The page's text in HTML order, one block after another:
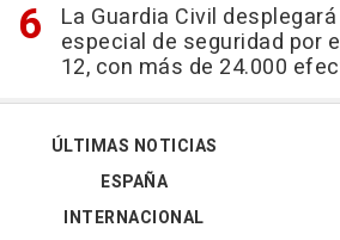
La Guardia Civil
especial de seguridad por
12, con más de 24.000
ÚLTIMAS NOTICIAS
ESPAÑA
INTERNACIONAL